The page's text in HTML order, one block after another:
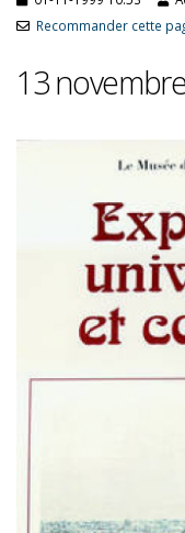
Recommander cette
13